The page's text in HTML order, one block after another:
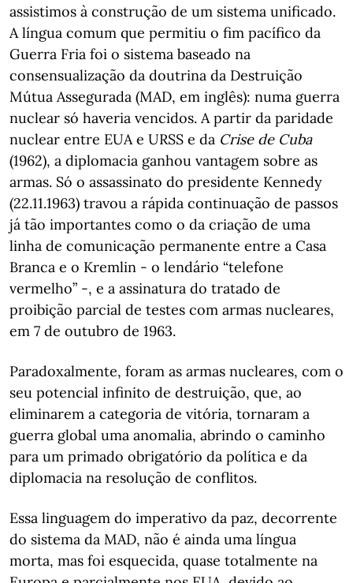
assistimos à construção de um sistema unificado.
A língua comum que permitiu o fim pacífico da
Guerra Fria foi o sistema baseado na
consensualização da doutrina da Destruição
Mútua Assegurada (MAD, em inglês): numa guerra
nuclear só haveria vencidos. A partir da paridade
nuclear entre EUA e URSS e da Crise de Cuba
(1962), a diplomacia ganhou vantagem sobre as
armas. Só o assassinato do presidente Kennedy
(22.11.1963) travou a rápida continuação de passos
já tão importantes como o da criação de uma
linha de comunicação permanente entre a Casa
Branca e o Kremlin - o lendário “telefone
vermelho” -, e a assinatura do tratado de
proibição parcial de testes com armas nucleares,
em 7 de outubro de 1963.
Paradoxalmente, foram as armas nucleares, com o
seu potencial infinito de destruição, que, ao
eliminarem a categoria de vitória, tornaram a
guerra global uma anomalia, abrindo o caminho
para um primado obrigatório da política e da
diplomacia na resolução de conflitos.
Essa linguagem do imperativo da paz, decorrente
do sistema da MAD, não é ainda uma língua
morta, mas foi esquecida, quase totalmente na